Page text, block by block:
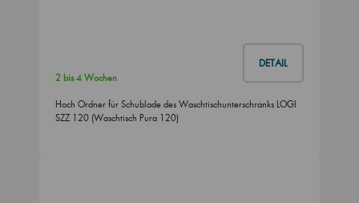
DETAIL
2 bis 4 Wochen
Hoch Ordner für Schublade des Waschtischunterschranks LOGI
SZZ 120 (Waschtisch Pura 120)